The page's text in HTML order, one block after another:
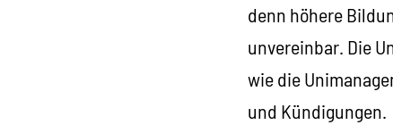
denn höhere
unvereinbar. Die
wie die
und Kündigungen.